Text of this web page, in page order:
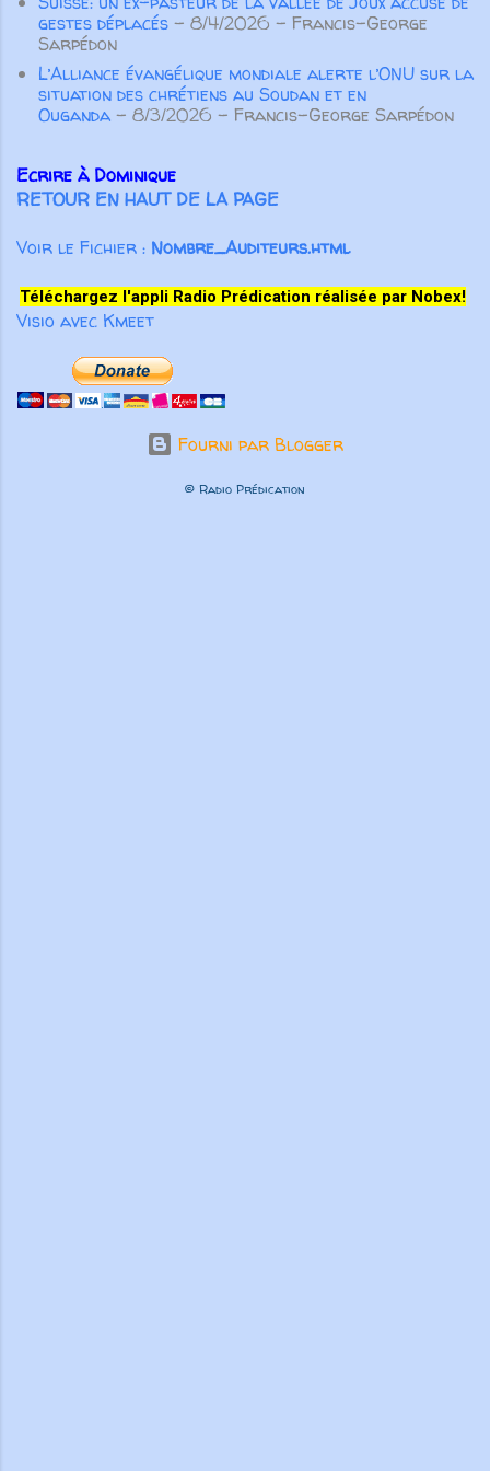
“font du bien au corps”, m...
gestes déplacés - 8/4/2026 - Francis-George
Sarpédon
L’Alliance évangélique mondiale alerte l’ONU sur la
situation des chrétiens au Soudan et en
Ouganda - 8/3/2026 - Francis-George Sarpédon
Ecrire à Dominique
RETOUR EN HAUT DE LA PAGE
Voir le Fichier : Nombre_Auditeurs.html
Téléchargez l'appli Radio Prédication réalisée par Nobex!
Visio avec Kmeet
Fourni par Blogger
© Radio Prédication